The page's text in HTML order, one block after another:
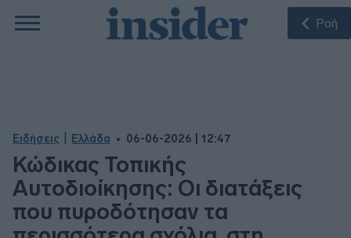
Ροή
Ειδήσεις Ελλάδα 06-06-2026 | 12:47
Κώδικας Τοπικής
Αυτοδιοίκησης: Οι διατάξεις
που πυροδότησαν τα